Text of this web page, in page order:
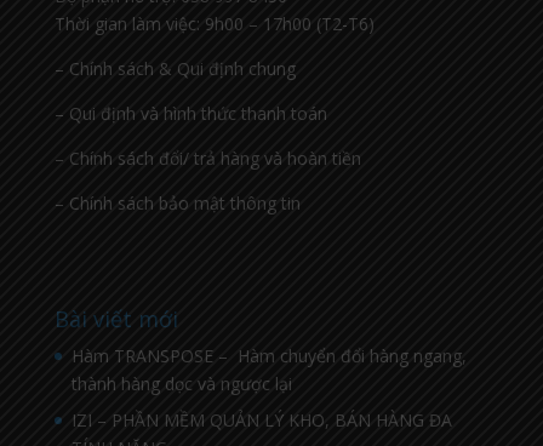
Thời gian làm việc: 9h00 – 17h00 (T2-T6)
– Chính sách & Qui định chung
– Qui định và hình thức thanh toán
– Chính sách đổi/ trả hàng và hoàn tiền
– Chính sách bảo mật thông tin
Bài viết mới
Hàm TRANSPOSE – Hàm chuyển đổi hàng ngang,
thành hàng dọc và ngược lại
IZI – PHẦN MỀM QUẢN LÝ KHO, BÁN HÀNG ĐA